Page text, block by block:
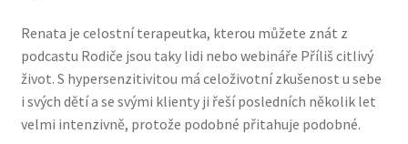
Renata je celostní terapeutka, kterou můžete znát z
podcastu Rodiče jsou taky lidi nebo webináře Příliš citlivý
život. S hypersenzitivitou má celoživotní zkušenost u sebe
i svých dětí a se svými klienty ji řeší posledních několik let
velmi intenzivně, protože podobné přitahuje podobné.